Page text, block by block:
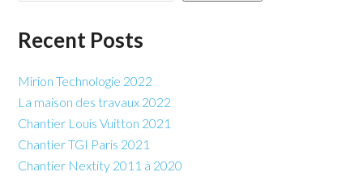
Recent Posts
Mirion Technologie 2022
La maison des travaux 2022
Chantier Louis Vuitton 2021
Chantier TGI Paris 2021
Chantier Nextity 2011 à 2020